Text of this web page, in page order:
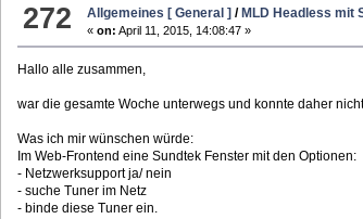
272 Allgemeines [ General ] /MLD Headless mit
«on: April 11, 2015, 14:08:47 »
Hallo alle zusammen,
war die gesamte Woche unterwegs und konnte daher
Was ich mir wünschen würde:
Im Web-Frontend eine Sundtek Fenster mit den Optionen:
- Netzwerksupport ja/ nein
- suche Tuner im Netz
- binde diese Tuner ein.